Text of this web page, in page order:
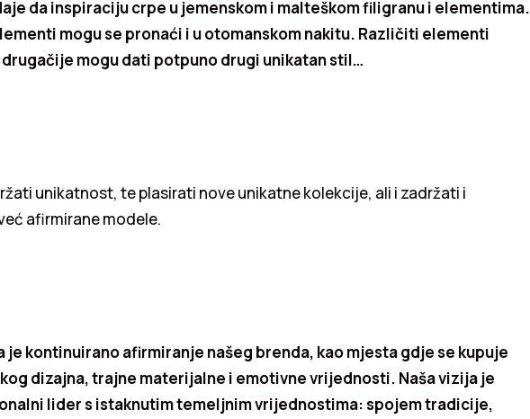
da inspiraciju crpe u jemenskom i malteškom filigranu i elementima.
mogu se pronaći i u otomanskom nakitu. Različiti elementi
mogu dati potpuno drugi unikatan stil…
unikatnost, te plasirati nove unikatne kolekcije, ali i zadržati i
afirmirane modele.
je kontinuirano afirmiranje našeg brenda, kao mjesta gdje se kupuje
dizajna, trajne materijalne i emotivne vrijednosti. Naša vizija je
lider s istaknutim temeljnim vrijednostima: spojem tradicije,